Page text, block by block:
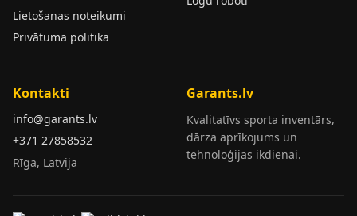
Lietošanas noteikumi
Privātuma politika
Kontakti
info@garants.lv
+371 27858532
Rīga, Latvija
Garants.lv
Kvalitatīvs sporta inventārs,
dārza aprīkojums un
tehnoloģijas ikdienai.